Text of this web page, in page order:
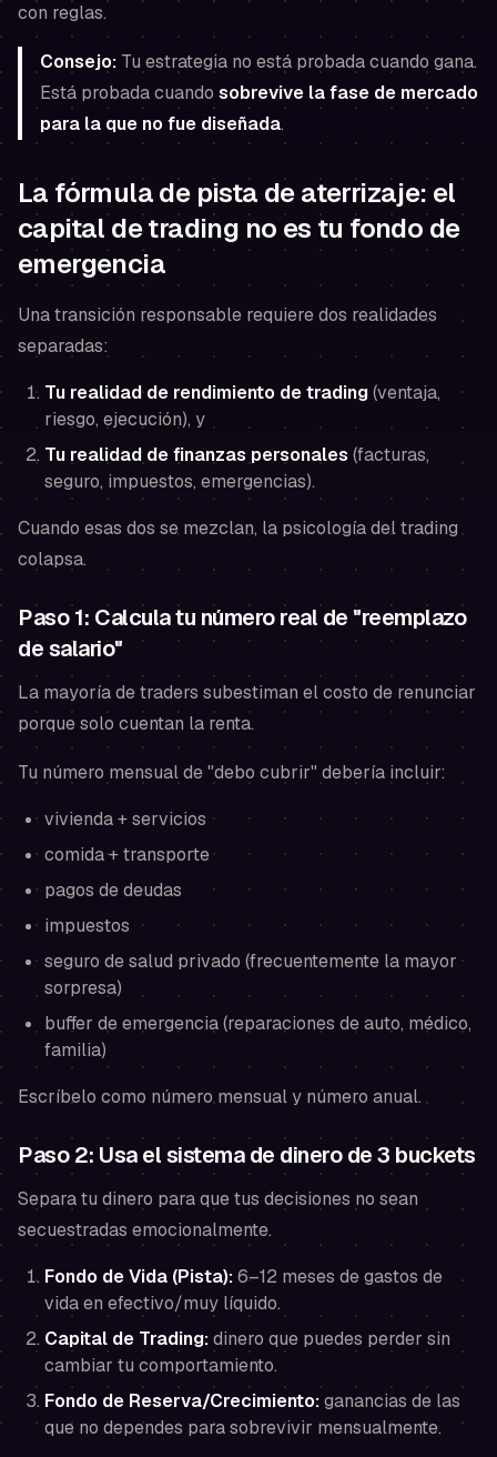
con reglas.
Consejo: Tu estrategia no está probada cuando gana.
Está probada cuando sobrevive la fase de mercado
para la que no fue diseñada.
La fórmula de pista de aterrizaje: el
capital de trading no es tu fondo de
emergencia
Una transición responsable requiere dos realidades
separadas:
Tu realidad de rendimiento de trading(ventaja,
riesgo, ejecución), y
Tu realidad de finanzas personales (facturas,
seguro, impuestos, emergencias).
Cuando esas dos se mezclan, la psicología del trading
colapsa.
Paso 1: Calcula tu número real de "reemplazo
de salario"
La mayoría de traders subestiman el costo de renunciar
porque solo cuentan la renta.
Tu número mensual de "debo cubrir" debería incluir:
vivienda + servicios
comida + transporte
pagos de deudas
impuestos
seguro de salud privado (frecuentemente la mayor
sorpresa)
buffer de emergencia (reparaciones de auto, médico,
familia)
Escríbelo como número mensual y número anual.
Paso 2: Usa el sistema de dinero de 3 buckets
Separa tu dinero para que tus decisiones no sean
secuestradas emocionalmente.
Fondo de Vida (Pista):6–12 meses de gastos de
vida en efectivo/muy líquido.
Capital de Trading:dinero que puedes perder sin
cambiar tu comportamiento.
Fondo de Reserva/Crecimiento:ganancias de las
que no dependes para sobrevivir mensualmente.